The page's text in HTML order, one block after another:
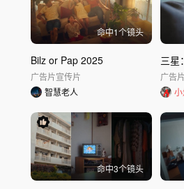
命中1个镜头
Bilz or Pap 2025
广告片宣传片
智慧老人
三星
广告片
命中3个镜头